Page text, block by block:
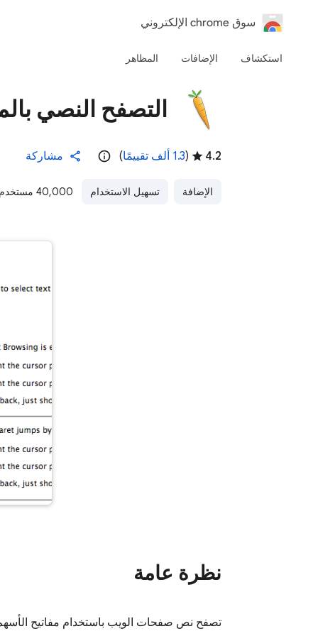
‏سوق chrome الإلكتروني
استكشاف الإضافات المظاهر
التصفح النصي
4.2
(‫1.3 ألف تقييمًا ) مشاركة
الإضافة تسهيل الاستخدام 40,000 مستخدم
نظرة عامة
تصفح نص صفحات الويب باستخدام مفاتيح